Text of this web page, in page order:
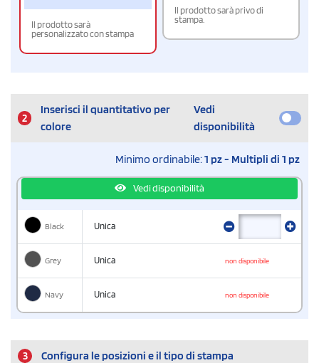
Il prodotto sarà
personalizzato con stampa
Il prodotto sarà privo di
stampa.
2
Inserisci il quantitativo per
colore
Vedi
disponibilità
Minimo ordinabile:1 pz - Multipli di 1 pz
Vedi disponibilità
Black Unica
Grey Unica non disponibile
Navy Unica non disponibile
3 Configura le posizioni e il tipo di stampa